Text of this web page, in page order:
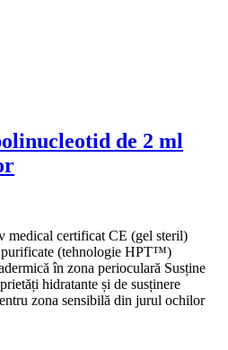
de 2 ml
medical certificat CE (gel steril)
(tehnologie HPT™)
în zona perioculară Susține
hidratante și de susținere
zona sensibilă din jurul ochilor